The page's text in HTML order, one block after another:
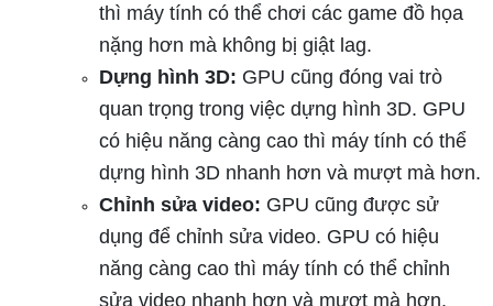
thì máy tính có thể chơi các game đồ họa
nặng hơn mà không bị giật lag.
Dựng hình 3D: GPU cũng đóng vai trò
quan trọng trong việc dựng hình 3D. GPU
có hiệu năng càng cao thì máy tính có thể
dựng hình 3D nhanh hơn và mượt mà hơn.
Chỉnh sửa video: GPU cũng được sử
dụng để chỉnh sửa video. GPU có hiệu
năng càng cao thì máy tính có thể chỉnh
sửa video nhanh hơn và mượt mà hơn.